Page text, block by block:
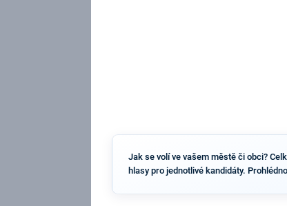
Jak se volí ve vašem městě či obci?
hlasy pro jednotlivé kandidáty.